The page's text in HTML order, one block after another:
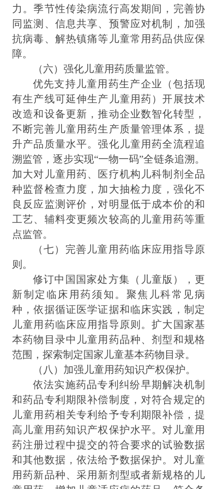
力。季节性传染病流行高发期间，完善协
同监测、信息共享、预警应对机制，加强
抗病毒、解热镇痛等儿童常用药品供应保
障。
（六） 强化儿童用药质量监管。
优先支持儿童用药生产企业（包括现
有生产线可延伸生产儿童用药）开展技术
改造和设备更新，推动企业数智化转型，
不断完善儿童用药生产质量管理体系，提
升产品质量水平。强化儿童用药全流程追
溯监管，逐步实现“一物一码”全链条追溯。
加大对儿童用药、
医疗机构儿科制剂 全品
种监督检查力度 ，加大抽检力度 ，强化不
良反应监测评价，对明显低于成本价的和
工艺、辅料变更频次较高的儿童用药等重
点监管。
（七）完善儿童用药临床应用指导原
则。
修订中国国家处方集（儿童版），更
新制定临床用药须知 。聚焦儿科常见病
种，依据循证医学证据和临床实践，制定
儿童用药临床应用指导原则。扩大国家基
本药物目录中儿童用药品种、剂型和规格
范围，探索制定国家儿童基本药物目录。
（八）加强儿童用药知识产权保护。
依法实施药品专利纠纷早期解决机制
和药品专利 期限补偿制度 ，对符合规定的
儿童用药相关专利给予专利期限补偿，提
高儿童用药知识产权保护水平。对儿童用
药注册过程中提交的符合要求的试验数据
和其他数据，依法给予数据保护。对儿童
用药新品种、采用新剂型或者新规格的儿